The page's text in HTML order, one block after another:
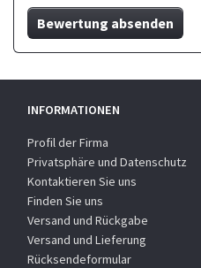
Bewertung absenden
INFORMATIONEN
Profil der Firma
Privatsphäre und Datenschutz
Kontaktieren Sie uns
Finden Sie uns
Versand und Rückgabe
Versand und Lieferung
Rücksendeformular